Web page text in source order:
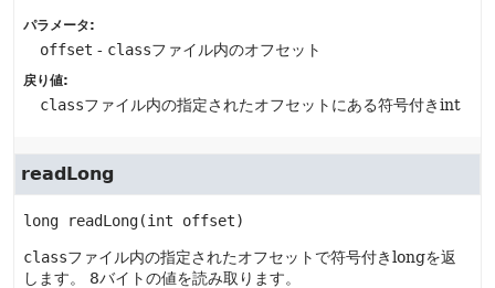
パラメータ:
offset - classファイル内のオフセット
戻り値:
classファイル内の指定されたオフセットにある符号付きint
readLong
long readLong(int offset)
classファイル内の指定されたオフセットで符号付きlongを返
します。
8バイトの値を読み取ります。